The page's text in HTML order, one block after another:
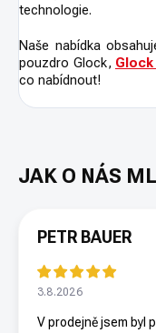
technologie.
Naše nabídka
pouzdro Glock, Glock
co nabídnout!
PETR BAUER
3.8.2026
V prodejně jsem byl